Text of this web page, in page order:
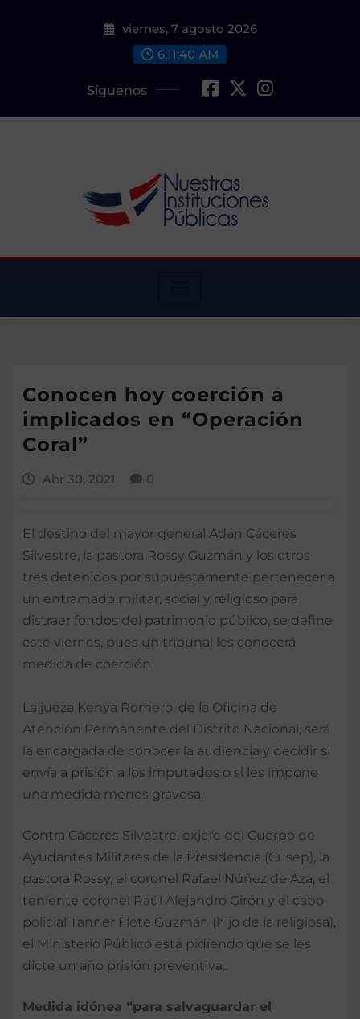
viernes, 7 agosto 2026
6:11:41 AM
Síguenos
Conocen hoy coerción a
implicados en “Operación
Coral”
Abr 30, 2021 0
El destino del mayor general Adán Cáceres
Silvestre, la pastora Rossy Guzmán y los otros
tres detenidos por supuestamente pertenecer a
un entramado militar, social y religioso para
distraer fondos del patrimonio público, se define
este viernes, pues un tribunal les conocerá
medida de coerción.
La jueza Kenya Romero, de la Oficina de
Atención Permanente del Distrito Nacional, será
la encargada de conocer la audiencia y decidir si
envía a prisión a los imputados o si les impone
una medida menos gravosa.
Contra Cáceres Silvestre, exjefe del Cuerpo de
Ayudantes Militares de la Presidencia (Cusep), la
pastora Rossy, el coronel Rafael Núñez de Aza, el
teniente coronel Raúl Alejandro Girón y el cabo
policial Tanner Flete Guzmán (hijo de la religiosa),
el Ministerio Público está pidiendo que se les
dicte un año prisión preventiva..
Medida idónea “para salvaguardar el